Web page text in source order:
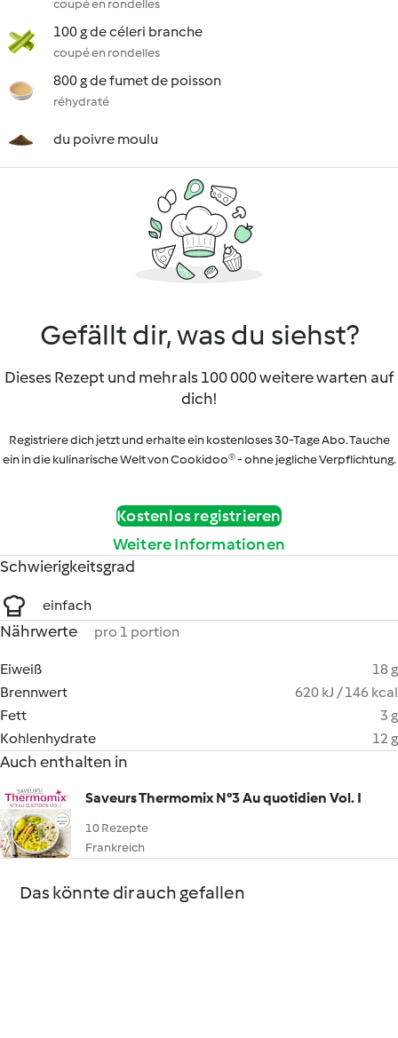
coupé en rondelles
100 g de céleri branche
coupé en rondelles
800 g de fumet de poisson
réhydraté
du poivre moulu
Gefällt dir, was du siehst?
Dieses Rezept und mehr als 100 000 weitere warten auf
dich!
Registriere dich jetzt und erhalte ein kostenloses 30-Tage Abo. Tauche
ein in die kulinarische Welt von Cookidoo® - ohne jegliche Verpflichtung.
Kostenlos registrieren
Weitere Informationen
Schwierigkeitsgrad
einfach
Nährwerte pro 1 portion
Eiweiß
18 g
Brennwert
620 kJ / 146 kcal
Fett
3 g
Kohlenhydrate
12 g
Auch enthalten in
Saveurs Thermomix N°3 Au quotidien Vol. I
10 Rezepte
Frankreich
Das könnte dir auch gefallen